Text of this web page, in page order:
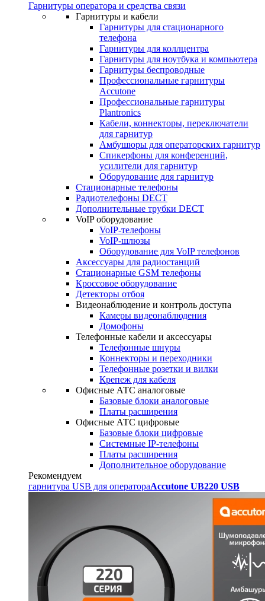
Гарнитуры оператора и средства связи
Гарнитуры и кабели
Гарнитуры для стационарного
телефона
Гарнитуры для коллцентра
Гарнитуры для ноутбука и компьютера
Гарнитуры беспроводные
Профессиональные гарнитуры
Accutone
Профессиональные гарнитуры
Plantronics
Кабели, коннекторы, переключатели
для гарнитур
Амбушюры для операторских гарнитур
Cпикерфоны для конференций,
усилители для гарнитур
Оборудование для гарнитур
Стационарные телефоны
Радиотелефоны DECT
Дополнительные трубки DECT
VoIP оборудование
VoIP-телефоны
VoIP-шлюзы
Оборудование для VoIP телефонов
Аксессуары для радиостанций
Стационарные GSM телефоны
Кроссовое оборудование
Детекторы отбоя
Видеонаблюдение и контроль доступа
Камеры видеонаблюдения
Домофоны
Телефонные кабели и аксессуары
Телефонные шнуры
Коннекторы и переходники
Телефонные розетки и вилки
Крепеж для кабеля
Офисные АТС аналоговые
Базовые блоки аналоговые
Платы расширения
Офисные АТС цифровые
Базовые блоки цифровые
Системные IP-телефоны
Платы расширения
Дополнительное оборудование
Рекомендуем
гарнитура USB для оператораAccutone UB220 USB